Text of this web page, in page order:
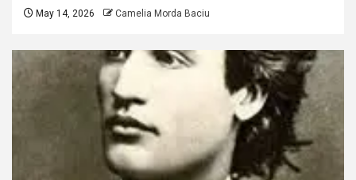
May 14, 2026 Camelia Morda Baciu